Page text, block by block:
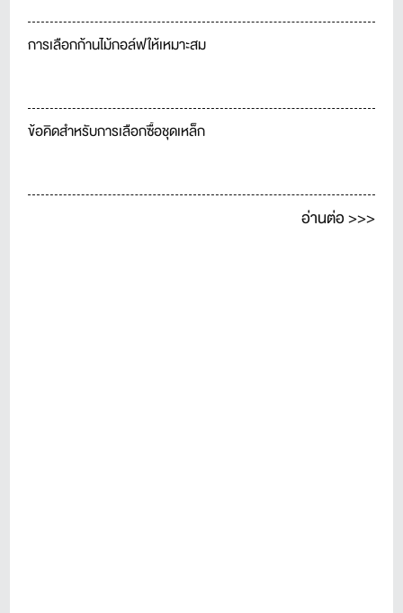
การเลือกก้านไม้กอล์ฟให้เหมาะสม
ข้อคิดสำหรับการเลือกซื้อชุดเหล็ก
อ่านต่อ >>>